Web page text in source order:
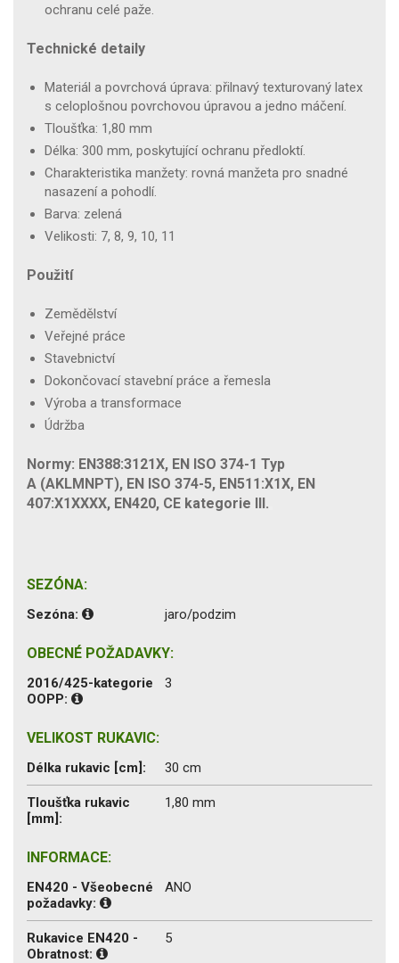
ochranu celé paže.
Technické detaily
Materiál a povrchová úprava: přilnavý texturovaný latex
s celoplošnou povrchovou úpravou a jedno máčení.
Tloušťka: 1,80 mm
Délka: 300 mm, poskytující ochranu předloktí.
Charakteristika manžety: rovná manžeta pro snadné
nasazení a pohodlí.
Barva: zelená
Velikosti: 7, 8, 9, 10, 11
Použití
Zemědělství
Veřejné práce
Stavebnictví
Dokončovací stavební práce a řemesla
Výroba a transformace
Údržba
Normy: EN388:3121X, EN ISO 374-1 Typ
A (AKLMNPT), EN ISO 374-5, EN511:X1X, EN
407:X1XXXX, EN420, CE kategorie III.
SEZÓNA:
Sezóna: jaro/podzim
OBECNÉ POŽADAVKY:
2016/425-kategorie
OOPP:
3
VELIKOST RUKAVIC:
Délka rukavic [cm]: 30 cm
Tloušťka rukavic
[mm]:
1,80 mm
INFORMACE:
EN420 - Všeobecné
požadavky:
ANO
Rukavice EN420 -
Obratnost:
5